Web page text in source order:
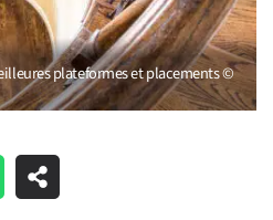
plateformes et placements ©